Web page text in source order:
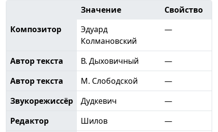
Значение
Свойство
Композитор
Эдуард
Колмановский
—
Автор текста В. Дыховичный
—
Автор текста
М. Слободской
—
Звукорежиссёр
Дудкевич
—
Редактор
Шилов
—